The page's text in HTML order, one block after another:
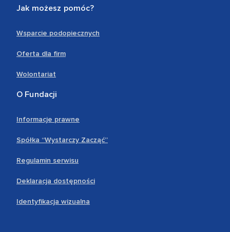
Jak możesz pomóc?
Wsparcie podopiecznych
Oferta dla firm
Wolontariat
O Fundacji
Informacje prawne
Spółka “Wystarczy Zacząć”
Regulamin serwisu
Deklaracja dostępności
Identyfikacja wizualna